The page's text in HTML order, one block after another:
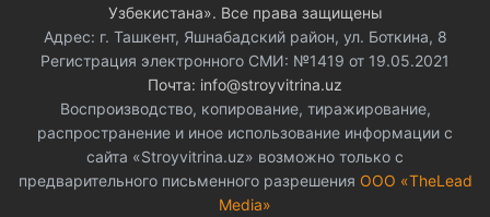
Узбекистана». Все права защищены
Адрес: г. Ташкент, Яшнабадский район, ул. Боткина, 8
Регистрация электронного СМИ: №1419 от 19.05.2021
Почта: info@stroyvitrina.uz
Воспроизводство, копирование, тиражирование,
распространение и иное использование информации с
сайта «Stroyvitrina.uz» возможно только с
предварительного письменного разрешения ООО «TheLead
Media»